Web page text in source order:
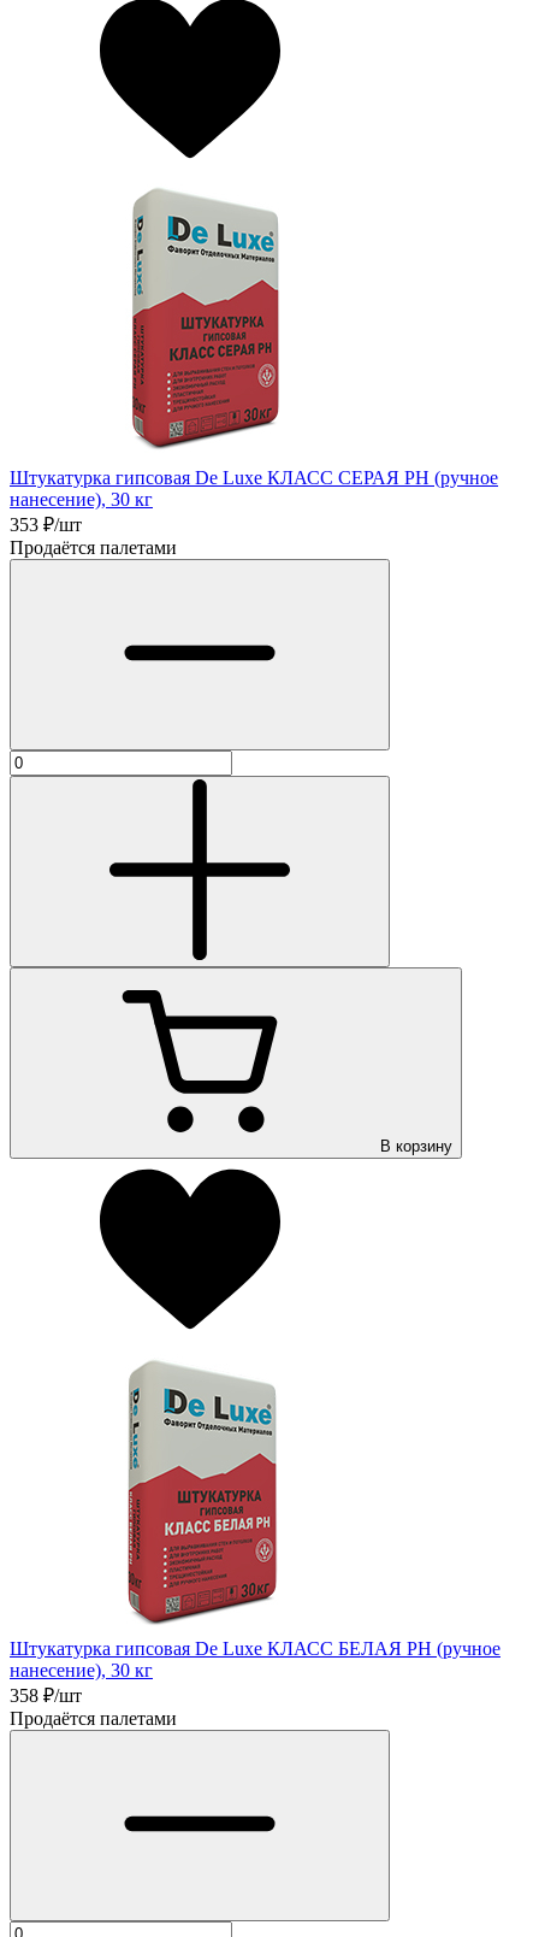
Штукатурка гипсовая De Luxe КЛАСС СЕРАЯ РН (ручное
нанесение), 30 кг
353 ₽/шт
Продаётся палетами
В корзину
Штукатурка гипсовая De Luxe КЛАСС БЕЛАЯ РН (ручное
нанесение), 30 кг
358 ₽/шт
Продаётся палетами